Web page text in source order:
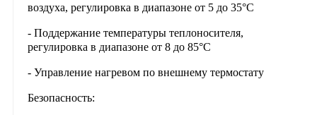
воздуха, регулировка в диапазоне от 5 до 35°С
- Поддержание температуры теплоносителя,
регулировка в диапазоне от 8 до 85°С
- Управление нагревом по внешнему термостату
Безопасность: